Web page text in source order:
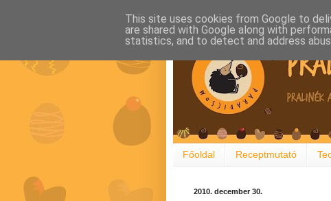
Főoldal Receptmutató
2010. december 30.
This site uses cookies from Google to
are shared with Google along with
statistics, and to detect and address